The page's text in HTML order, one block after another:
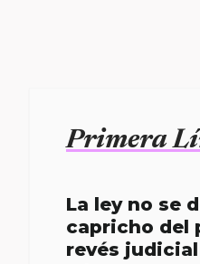
Primera
La ley no se
capricho del
revés